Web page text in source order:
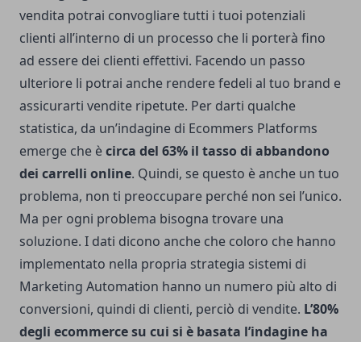
vendita potrai convogliare tutti i tuoi potenziali
clienti all’interno di un processo che li porterà fino
ad essere dei clienti effettivi. Facendo un passo
ulteriore li potrai anche rendere fedeli al tuo brand e
assicurarti vendite ripetute. Per darti qualche
statistica, da un’indagine di Ecommers Platforms
emerge che ècirca del 63% il tasso di abbandono
dei carrelli online. Quindi, se questo è anche un tuo
problema, non ti preoccupare perché non sei l’unico.
Ma per ogni problema bisogna trovare una
soluzione. I dati dicono anche che coloro che hanno
implementato nella propria strategia sistemi di
Marketing Automation hanno un numero più alto di
conversioni, quindi di clienti, perciò di vendite. L’80%
degli ecommerce su cui si è basata l’indagine ha